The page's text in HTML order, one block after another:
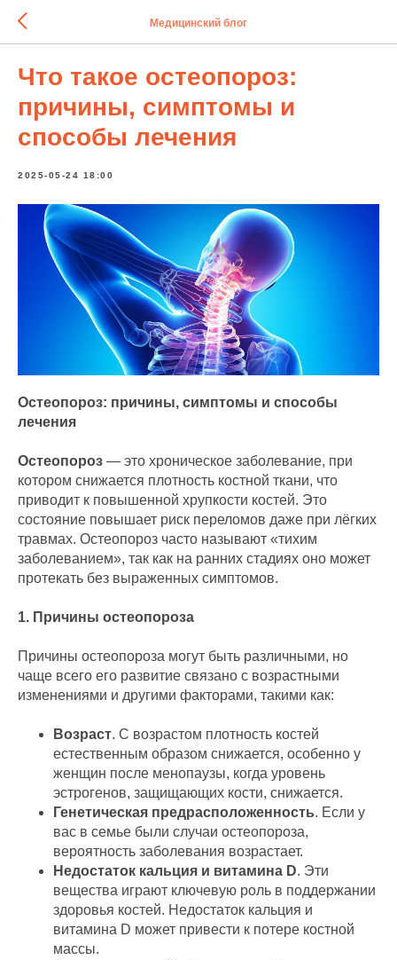
Медицинский блог
Что такое остеопороз:
причины, симптомы и
способы лечения
2025-05-24 18:00
Остеопороз: причины, симптомы и способы
лечения
Остеопороз — это хроническое заболевание, при
котором снижается плотность костной ткани, что
приводит к повышенной хрупкости костей. Это
состояние повышает риск переломов даже при лёгких
травмах. Остеопороз часто называют «тихим
заболеванием», так как на ранних стадиях оно может
протекать без выраженных симптомов.
1. Причины остеопороза
Причины остеопороза могут быть различными, но
чаще всего его развитие связано с возрастными
изменениями и другими факторами, такими как:
Возраст. С возрастом плотность костей
естественным образом снижается, особенно у
женщин после менопаузы, когда уровень
эстрогенов, защищающих кости, снижается.
Генетическая предрасположенность. Если у
вас в семье были случаи остеопороза,
вероятность заболевания возрастает.
Недостаток кальция и витамина D. Эти
вещества играют ключевую роль в поддержании
здоровья костей. Недостаток кальция и
витамина D может привести к потере костной
массы.